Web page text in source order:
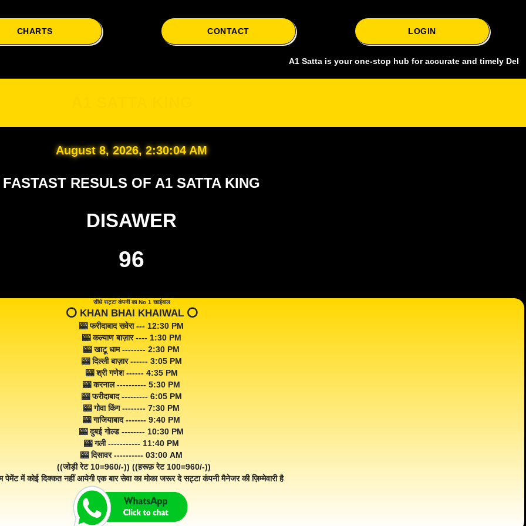
CHARTS CONTACT LOGIN
A1 Satta is your one-stop hub for accurate and timely Delhi
August 8, 2026, 2:30:05 AM
FASTAST RESULS OF A1 SATTA KING
DISAWER
96
सीधे सट्टा कंपनी का No 1 खाईवाल
⭕️ KHAN BHAI KHAIWAL ⭕️
🎰 फरीदाबाद सवेरा --- 12:30 PM
🎰 कल्याण बाज़ार ---- 1:30 PM
🎰 खाटू धाम -------- 2:30 PM
🎰 दिल्ली बाज़ार ------ 3:05 PM
🎰 श्री गणेश ------ 4:35 PM
🎰 करनाल ---------- 5:30 PM
🎰 फरीदाबाद --------- 6:05 PM
🎰 गोवा किंग -------- 7:30 PM
🎰 गाजियाबाद ------- 9:40 PM
🎰 दुबई गोल्ड -------- 10:30 PM
🎰 गली ----------- 11:40 PM
🎰 दिसावर ---------- 03:00 AM
((जोड़ी रेट 10=960/-)) ((हरूफ़ रेट 100=960/-))
पेमेंट में कोई दिक्कत नहीं आयेगी एक बार सेवा का मोका जरूर दे सट्टा कंपनी मैनेजर की ज़िम्मेवारी है